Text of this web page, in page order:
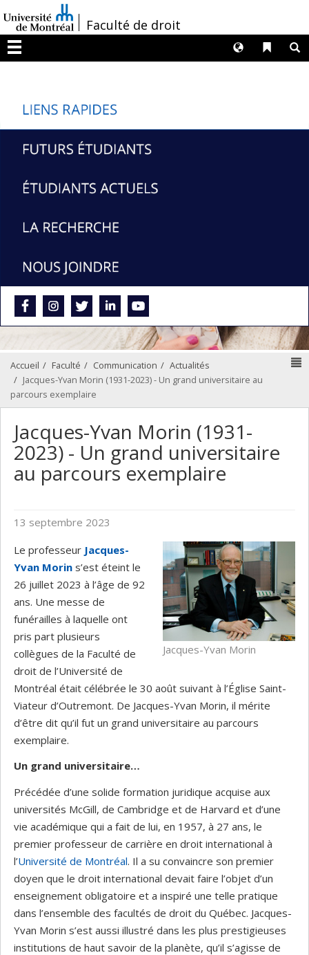
au
contenu
/Faculté de droit
Menu
Liens
Langues
Accueil Faculté Communication
Actualités
Jacques-Yvan Morin (1931-2023) - Un grand universitaire au
parcours exemplaire
Jacques-Yvan Morin (1931-
2023) - Un grand universitaire
au parcours exemplaire
13 septembre 2023
Jacques-Yvan Morin
Le professeur Jacques-
Yvan Morin s’est éteint le
26 juillet 2023 à l’âge de 92
ans. Une messe de
funérailles à laquelle ont
pris part plusieurs
collègues de la Faculté de
droit de l’Université de
Montréal était célébrée le 30 août suivant à l’Église Saint-
Viateur d’Outremont. De Jacques-Yvan Morin, il mérite
d’être dit qu’il fut un grand universitaire au parcours
exemplaire.
Un grand universitaire…
Précédée d’une solide formation juridique acquise aux
universités McGill, de Cambridge et de Harvard et d’une
vie académique qui a fait de lui, en 1957, à 27 ans, le
premier professeur de carrière en droit international à
l’Université de Montréal. Il a su convaincre son premier
doyen que le droit international devait faire l’objet d’un
enseignement obligatoire et a inspiré une telle pratique
dans l’ensemble des facultés de droit du Québec. Jacques-
Yvan Morin s’est aussi illustré dans les plus prestigieuses
institutions de haut savoir de la planète, qu’il s’agisse de